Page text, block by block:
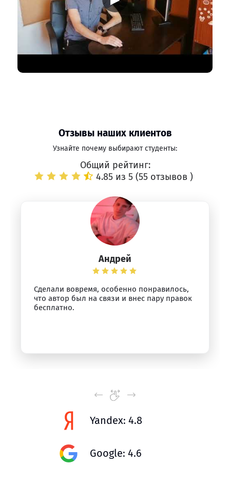
Отзывы наших клиентов
Узнайте почему выбирают студенты:
Общий рейтинг:
4.85 из 5 (55 отзывов )
Андрей
Сделали вовремя, особенно понравилось,
что автор был на связи и внес пару правок
бесплатно.
Yandex: 4.8
Google: 4.6